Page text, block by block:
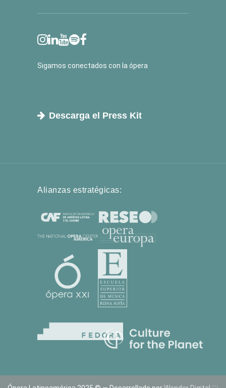
Sigamos conectados con la ópera
Descarga el Press Kit
Alianzas estratégicas: